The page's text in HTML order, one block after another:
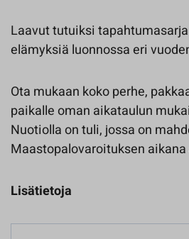
Laavut tutuiksi
elämyksiä luonnossa eri
Ota mukaan koko perhe,
paikalle oman aikataulun
Nuotiolla on tuli, jossa on
Maastopalovaroituksen
Lisätietoja